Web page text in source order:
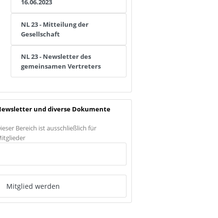
16.06.2023
NL 23 - Mitteilung der
Gesellschaft
NL 23 - Newsletter des
gemeinsamen Vertreters
und diverse Dokumente
Bereich ist ausschließlich für
Mitglied werden